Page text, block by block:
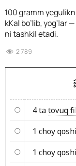
100 gramm
kKal bo’lib, yog’lar
ni tashkil etadi.
2 789
4 tatovuq
1 choy
1 choy